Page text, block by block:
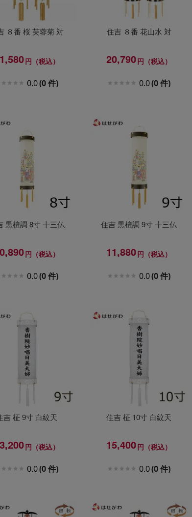
８番 桜 芙蓉菊 対
円（税込）
0.0(0 件)
住吉 ８番 花山水 対
20,790円（税込）
0.0(0 件)
黒檀調 8寸 十三仏
円（税込）
0.0(0 件)
住吉 黒檀調 9寸 十三仏
11,880円（税込）
0.0(0 件)
吉 柾 9寸 白紋天
円（税込）
0.0(0 件)
住吉 柾 10寸 白紋天
15,400円（税込）
0.0(0 件)